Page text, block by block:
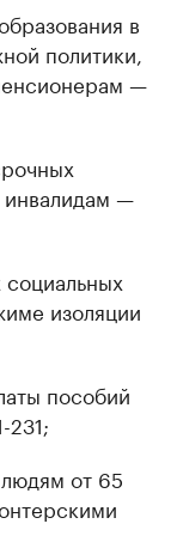
в
политики,
—
инвалидам —
изоляции
пособий
231;
от 65